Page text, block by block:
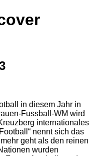
in diesem Jahr in
Fussball-WM wird
internationales
nennt sich das
geht als den reinen
wurden